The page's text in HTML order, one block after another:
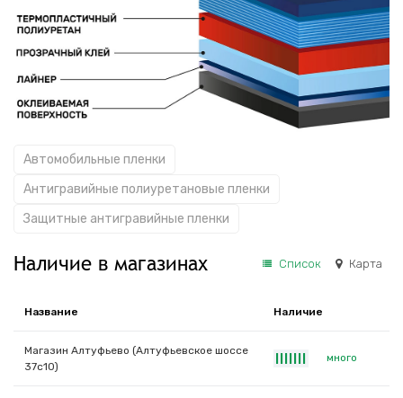
Автомобильные пленки
Антигравийные полиуретановые пленки
Защитные антигравийные пленки
Наличие в магазинах Список Карта
Название Наличие
Магазин Алтуфьево (Алтуфьевское шоссе
37с10)
много